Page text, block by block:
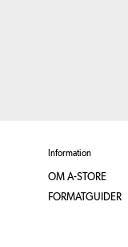
Information
OM A-STORE
FORMATGUIDER